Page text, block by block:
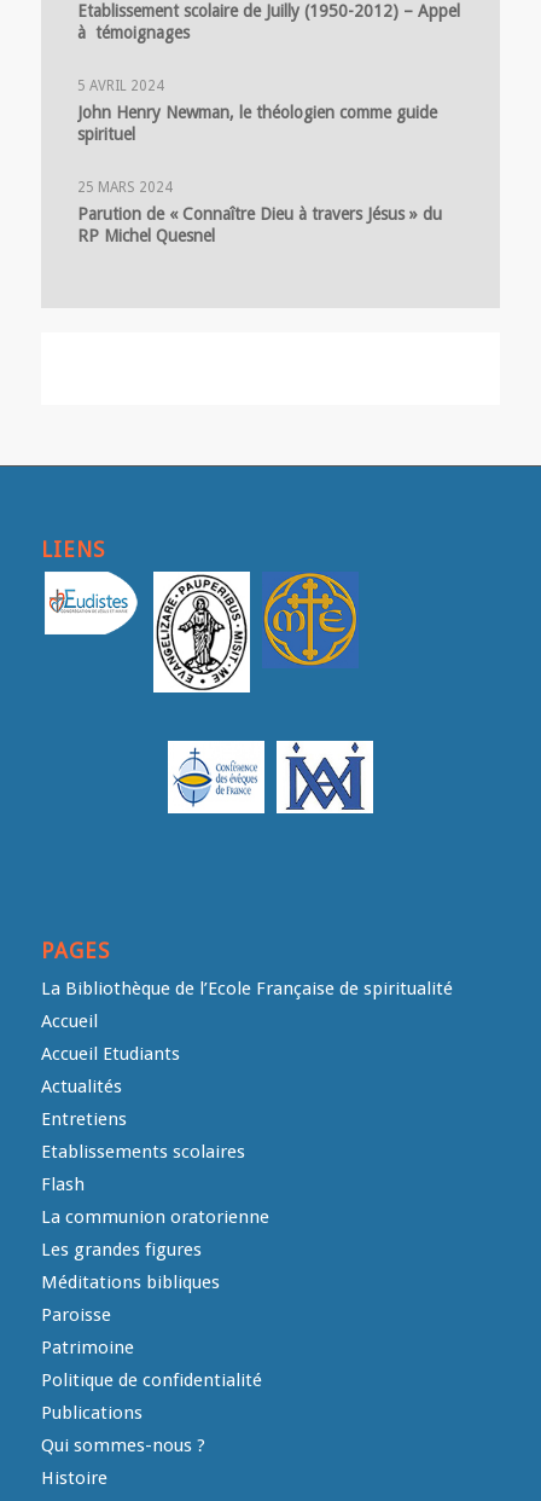
Etablissement scolaire de Juilly (1950-2012) – Appel
à témoignages
5 AVRIL 2024
John Henry Newman, le théologien comme guide
spirituel
25 MARS 2024
Parution de « Connaître Dieu à travers Jésus » du
RP Michel Quesnel
LIENS
PAGES
La Bibliothèque de l’Ecole Française de spiritualité
Accueil
Accueil Etudiants
Actualités
Entretiens
Etablissements scolaires
Flash
La communion oratorienne
Les grandes figures
Méditations bibliques
Paroisse
Patrimoine
Politique de confidentialité
Publications
Qui sommes-nous ?
Histoire